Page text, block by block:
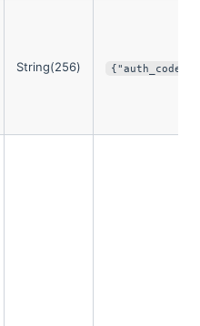
String(256)